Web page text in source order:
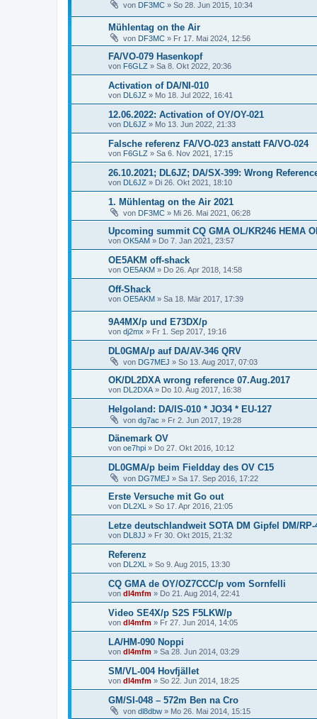
von DF3MC » So 28. Jun 2015, 10:34
Mühlentag on the Air
von DF3MC » Fr 17. Mai 2024, 12:56
FA/VO-079 Hasenkopf
von F6GLZ » Sa 8. Okt 2022, 20:36
Activation of DA/NI-010
von DL6JZ » Mo 18. Jul 2022, 16:41
12.06.2022: Activation of OY/OY-021
von DL6JZ » Mo 13. Jun 2022, 21:33
Falsche referenz FA/VO-023 anstatt FA/VO-024
von F6GLZ » Sa 6. Nov 2021, 17:15
26.10.2021; DL6JZ; DA/SX-399: Wrong
von DL6JZ » Di 26. Okt 2021, 18:10
1. Mühlentag on the Air 2021
von DF3MC » Mi 26. Mai 2021, 06:28
Upcoming summit CQ GMA OL/KR246 HEMA
von OK5AM » Do 7. Jan 2021, 23:57
OE5AKM off-shack
von OE5AKM » Do 26. Apr 2018, 14:58
Off-Shack
von OE5AKM » Sa 18. Mär 2017, 17:39
9A4MX/p und E73DX/p
von dj2mx » Fr 1. Sep 2017, 19:16
DL0GMA/p auf DA/AV-346 QRV
von DG7MEJ » So 13. Aug 2017, 07:03
OK/DL2DXA wrong reference 07.Aug.2017
von DL2DXA » Do 10. Aug 2017, 16:38
Helgoland: DA/IS-010 * JO34 * EU-127
von dg7ac » Fr 2. Jun 2017, 19:28
Dänemark OV
von oe7hpi » Do 27. Okt 2016, 10:12
DL0GMA/p beim Fieldday des OV C15
von DG7MEJ » Sa 17. Sep 2016, 17:22
Erste Versuche mit Go out
von DL2XL » So 17. Apr 2016, 21:05
Letze deutschlandweit SOTA DM Gipfel DM/
von DL8JJ » Fr 30. Okt 2015, 21:32
Referenz
von DL2XL » So 9. Aug 2015, 13:30
CQ GMA de OY/OZ7CCC/p vom Sornfelli
von dl4mfm » Do 21. Aug 2014, 22:41
Video SE4X/p S2S F5LKW/p
von dl4mfm » Fr 27. Jun 2014, 14:05
LA/HM-090 Noppi
von dl4mfm » Sa 28. Jun 2014, 03:29
SM/VL-004 Hovfjället
von dl4mfm » So 22. Jun 2014, 18:25
GM/SI-048 – 572m Ben na Cro
von dl8dbw » Mo 26. Mai 2014, 15:15